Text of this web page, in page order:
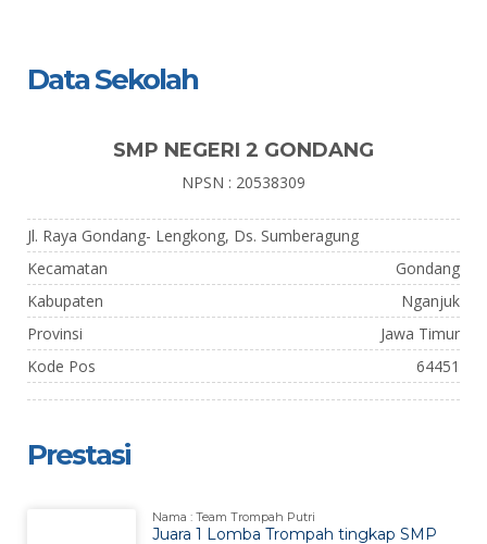
Data Sekolah
SMP NEGERI 2 GONDANG
NPSN : 20538309
Jl. Raya Gondang- Lengkong, Ds. Sumberagung
Kecamatan
Gondang
Kabupaten
Nganjuk
Provinsi
Jawa Timur
Kode Pos
64451
Prestasi
Nama : Team Trompah Putri
Juara 1 Lomba Trompah tingkap SMP